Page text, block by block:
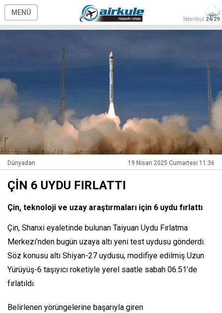
MENÜ
İstanbul 24/29
Dünyadan 19 Nisan 2025 Cumartesi 11:36
ÇİN 6 UYDU FIRLATTI
Çin, teknoloji ve uzay araştırmaları için 6 uydu fırlattı
Çin, Shanxi eyaletinde bulunan Taiyuan Uydu Fırlatma
Merkezi’nden bugün uzaya altı yeni test uydusu gönderdi.
Söz konusu altı Shiyan-27 uydusu, modifiye edilmiş Uzun
Yürüyüş-6 taşıyıcı roketiyle yerel saatle sabah 06.51’de
fırlatıldı.
Belirlenen yörüngelerine başarıyla giren